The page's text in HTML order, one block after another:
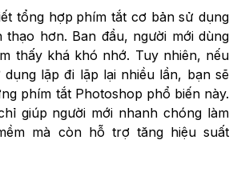
tổng hợp phím tắt cơ bản sử dụng
thạo hơn. Ban đầu, người mới dùng
thấy khá khó nhớ. Tuy nhiên, nếu
lặp đi lặp lại nhiều lần, bạn sẽ
phím tắt Photoshop phổ biến này.
giúp người mới nhanh chóng làm
mà còn hỗ trợ tăng hiệu suất